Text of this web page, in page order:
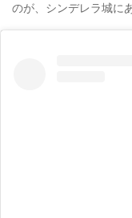
のが、シンデレラ城に